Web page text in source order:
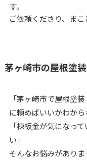
す。
ご依頼くださり、まこ
茅ヶ崎市の屋根塗
「茅ヶ崎市で屋根塗
に頼めばいいかわから
「棟板金が気になっ
い」
そんなお悩みがあり